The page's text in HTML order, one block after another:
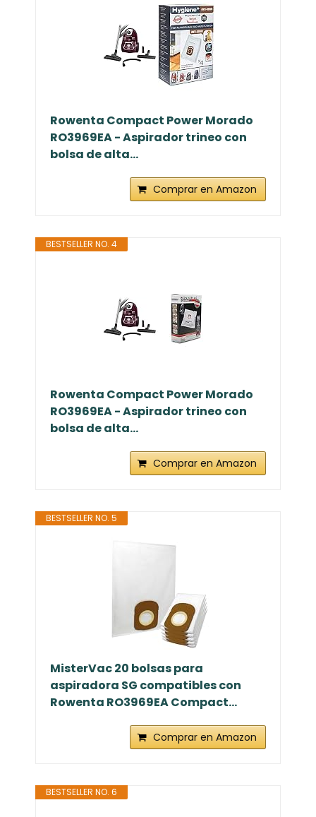
Rowenta Compact Power Morado
RO3969EA - Aspirador trineo con
bolsa de alta...
Comprar en Amazon
BESTSELLER NO. 4
Rowenta Compact Power Morado
RO3969EA - Aspirador trineo con
bolsa de alta...
Comprar en Amazon
BESTSELLER NO. 5
MisterVac 20 bolsas para
aspiradora SG compatibles con
Rowenta RO3969EA Compact...
Comprar en Amazon
BESTSELLER NO. 6